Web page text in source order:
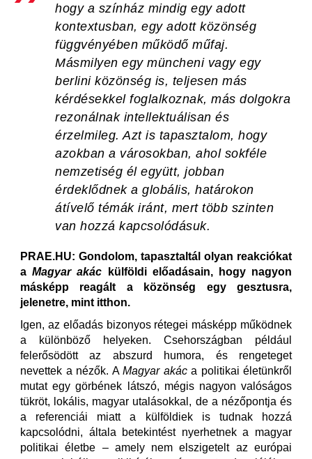
hogy a színház mindig egy adott
kontextusban, egy adott közönség
függvényében működő műfaj.
Másmilyen egy müncheni vagy egy
berlini közönség is, teljesen más
kérdésekkel foglalkoznak, más dolgokra
rezonálnak intellektuálisan és
érzelmileg. Azt is tapasztalom, hogy
azokban a városokban, ahol sokféle
nemzetiség él együtt, jobban
érdeklődnek a globális, határokon
átívelő témák iránt, mert több szinten
van hozzá kapcsolódásuk.
PRAE.HU: Gondolom, tapasztaltál olyan reakciókat
aMagyar akác külföldi előadásain, hogy nagyon
másképp reagált a közönség egy gesztusra,
jelenetre, mint itthon.
Igen, az előadás bizonyos rétegei másképp működnek
a különböző helyeken. Csehországban például
felerősödött az abszurd humora, és rengeteget
nevettek a nézők. A Magyar akáca politikai életünkről
mutat egy görbének látszó, mégis nagyon valóságos
tükröt, lokális, magyar utalásokkal, de a nézőpontja és
a referenciái miatt a külföldiek is tudnak hozzá
kapcsolódni, általa betekintést nyerhetnek a magyar
politikai életbe – amely nem elszigetelt az európai